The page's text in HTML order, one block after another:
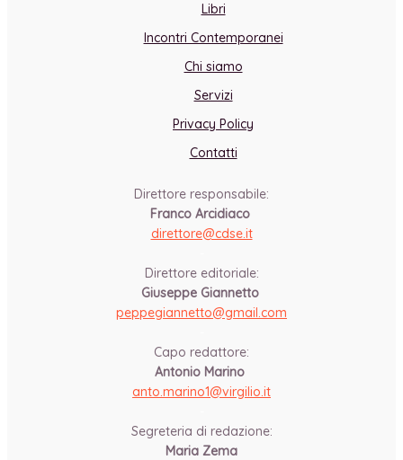
Libri
Incontri Contemporanei
Chi siamo
Servizi
Privacy Policy
Contatti
Direttore responsabile:
Franco Arcidiaco
direttore@cdse.it
Direttore editoriale:
Giuseppe Giannetto
peppegiannetto@gmail.com
Capo redattore:
Antonio Marino
anto.marino1@virgilio.it
Segreteria di redazione:
Maria Zema